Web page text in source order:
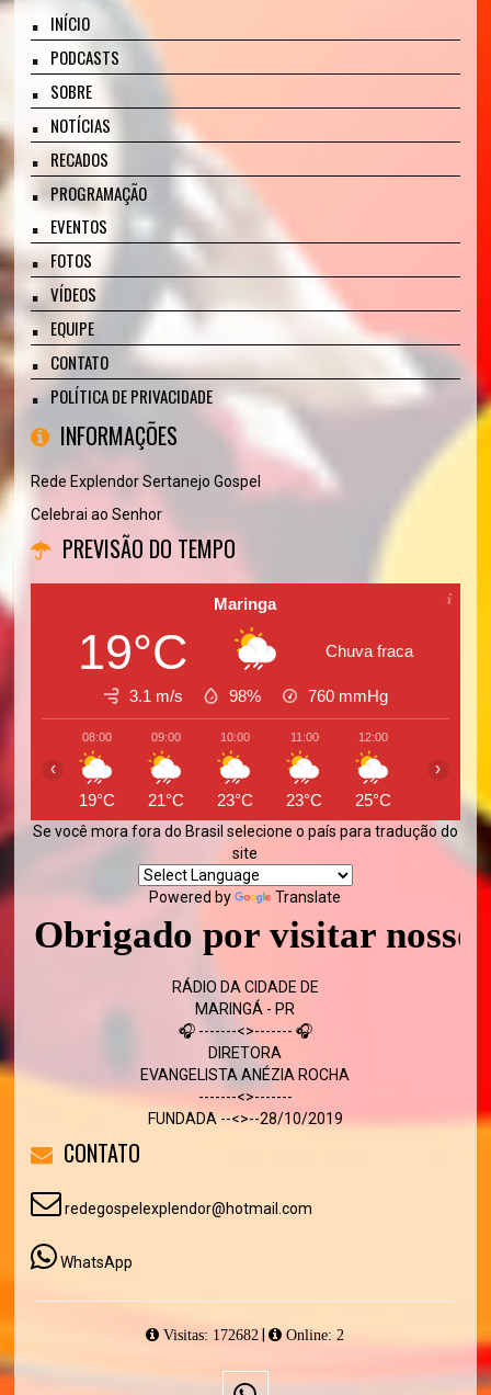
INÍCIO
PODCASTS
SOBRE
NOTÍCIAS
RECADOS
PROGRAMAÇÃO
EVENTOS
FOTOS
VÍDEOS
EQUIPE
CONTATO
POLÍTICA DE PRIVACIDADE
INFORMAÇÕES
Rede Explendor Sertanejo Gospel
Celebrai ao Senhor
PREVISÃO DO TEMPO
Maringa
19°C Chuva fraca
3.1 m/s 98% 760 mmHg
08:00
19°C
09:00
21°C
10:00
23°C
11:00
23°C
12:00
25°C 26°C
‹ ›
Se você mora fora do Brasil selecione o país para tradução do
site
Powered by Translate
por visitar nosso
RÁDIO DA CIDADE DE
MARINGÁ - PR
🎧 -------<>------- 🎧
DIRETORA
EVANGELISTA ANÉZIA ROCHA
-------<>-------
FUNDADA --<>--28/10/2019
CONTATO
redegospelexplendor@hotmail.com
WhatsApp
Visitas: 172682 | Online: 2